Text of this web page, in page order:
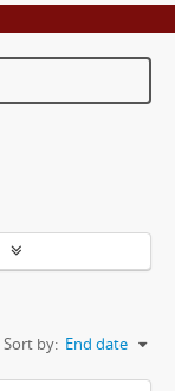
Sort by: End date